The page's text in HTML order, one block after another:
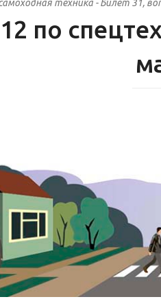
техника - Билет 31,
по